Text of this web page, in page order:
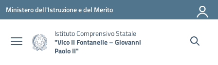
Vai ai contenuti
Vai al menu di navigazione
Vai al footer
Ministero dell'Istruzione e del Merito
Istituto Comprensivo Statale
"Vico II Fontanelle – Giovanni
Paolo II"